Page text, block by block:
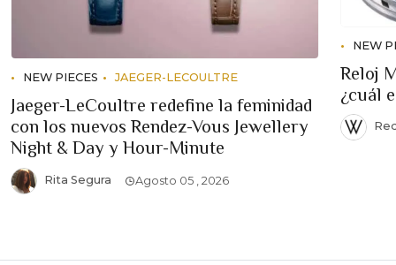
NEW PIECES JAEGER-LECOULTRE
Jaeger-LeCoultre redefine la feminidad
con los nuevos Rendez-Vous Jewellery
Night & Day y Hour-Minute
Rita Segura Agosto 05 , 2026
NEW
Reloj
¿cuál